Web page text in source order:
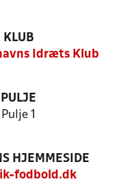
KLUB
Idræts Klub
PULJE
Pulje 1
HJEMMESIDE
fodbold.dk